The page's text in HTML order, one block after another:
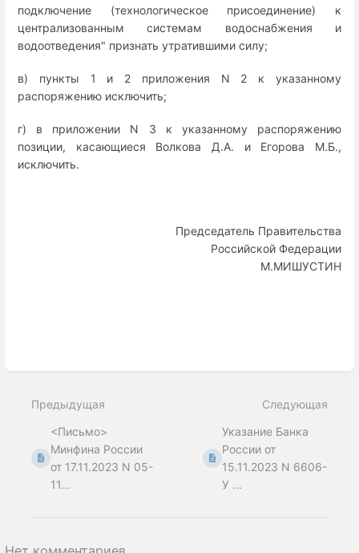
подключение (технологическое присоединение) к
централизованным системам водоснабжения и
водоотведения" признать утратившими силу;
в) пункты 1 и 2 приложения N 2 к указанному
распоряжению исключить;
г) в приложении N 3 к указанному распоряжению
позиции, касающиеся Волкова Д.А. и Егорова М.Б.,
исключить.
Председатель Правительства
Российской Федерации
М.МИШУСТИН
mode
Предыдущая
<Письмо>
Минфина России
от 17.11.2023 N 05-
11...
Следующая
Указание Банка
России от
15.11.2023 N 6606-
У ...